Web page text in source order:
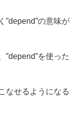
”depend”の意味が
”depend”を使った
なせるようになる